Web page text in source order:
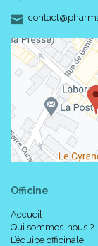
contact-
@-
Officine
Accueil
Qui sommes-nous ?
L’équipe officinale